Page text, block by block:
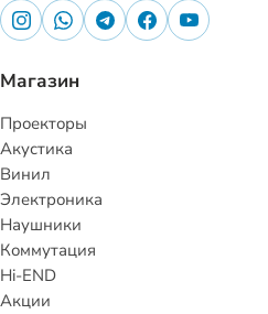
Магазин
Проекторы
Акустика
Винил
Электроника
Наушники
Коммутация
Hi-END
Акции